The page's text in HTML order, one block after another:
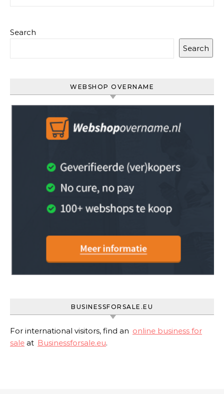
Search
Search
WEBSHOP OVERNAME
BUSINESSFORSALE.EU
For international visitors, find an online business for
sale at Businessforsale.eu.